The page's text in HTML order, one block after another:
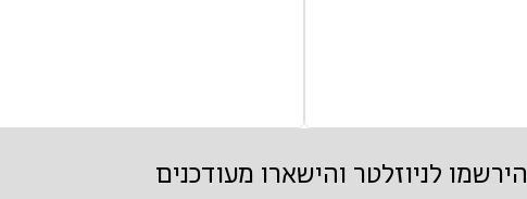
הירשמו לניוזלטר והישארו מעודכנים